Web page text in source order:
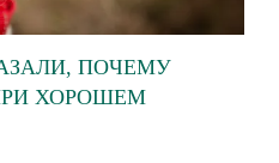
ПОЧЕМУ
ХОРОШЕМ